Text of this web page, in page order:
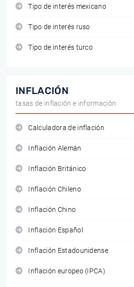
Tipo de interés mexicano
Tipo de interés ruso
Tipo de interés turco
INFLACIÓN
tasas de inflación e información
Calculadora de inflación
Inflación Alemán
Inflación Británico
Inflación Chileno
Inflación Chino
Inflación Español
Inflación Estadounidense
Inflación europeo (IPCA)